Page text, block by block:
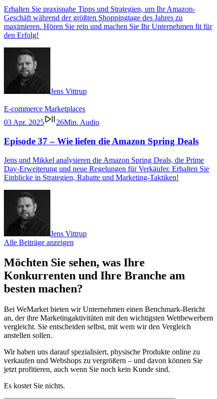
Erhalten Sie praxisnahe Tipps und Strategien, um Ihr Amazon-
Geschäft während der größten Shoppingtage des Jahres zu
maximieren. Hören Sie rein und machen Sie Ihr Unternehmen fit für
den Erfolg!
Jens Vittrup
E-commerce Marketplaces
03 Apr. 2025
26Min. Audio
Episode 37 – Wie liefen die Amazon Spring Deals
Jens und Mikkel analysieren die Amazon Spring Deals, die Prime
Day-Erweiterung und neue Regelungen für Verkäufer. Erhalten Sie
Einblicke in Strategien, Rabatte und Marketing-Taktiken!
Jens Vittrup
Alle Beiträge anzeigen
Möchten Sie sehen, was Ihre
Konkurrenten und Ihre Branche am
besten machen?
Bei WeMarket bieten wir Unternehmen einen Benchmark-Bericht
an, der ihre Marketingaktivitäten mit den wichtigsten Wettbewerbern
vergleicht. Sie entscheiden selbst, mit wem wir den Vergleich
anstellen sollen.
Wir haben uns darauf spezialisiert, physische Produkte online zu
verkaufen und Webshops zu vergrößern – und davon können Sie
jetzt profitieren, auch wenn Sie noch kein Kunde sind.
Es kostet Sie nichts.